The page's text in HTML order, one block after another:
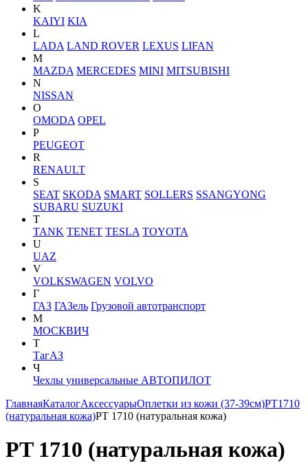
K
KAIYI KIA
L
LADA LAND ROVER LEXUS LIFAN
M
MAZDA MERCEDES MINI MITSUBISHI
N
NISSAN
O
OMODA OPEL
P
PEUGEOT
R
RENAULT
S
SEAT SKODA SMART SOLLERS SSANGYONG
SUBARU SUZUKI
T
TANK TENET TESLA TOYOTA
U
UAZ
V
VOLKSWAGEN VOLVO
Г
ГАЗ ГАЗель Грузовой автотранспорт
М
МОСКВИЧ
Т
ТагАЗ
Ч
Чехлы универсальные АВТОПИЛОТ
ГлавнаяКаталогАксессуарыОплетки из кожи (37-39см)PT1710
(натуральная кожа)PT 1710 (натуральная кожа)
PT 1710 (натуральная кожа)